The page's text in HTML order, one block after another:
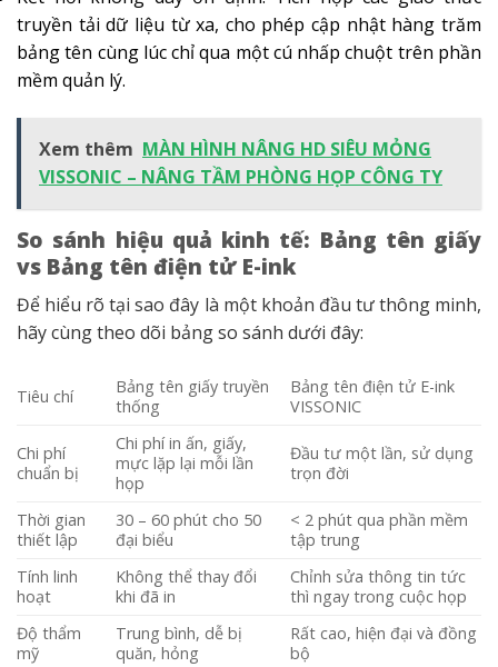
truyền tải dữ liệu từ xa, cho phép cập nhật hàng trăm
bảng tên cùng lúc chỉ qua một cú nhấp chuột trên phần
mềm quản lý.
Xem thêm MÀN HÌNH NÂNG HD SIÊU MỎNG
VISSONIC – NÂNG TẦM PHÒNG HỌP CÔNG TY
So sánh hiệu quả kinh tế: Bảng tên giấy
vs Bảng tên điện tử E-ink
Để hiểu rõ tại sao đây là một khoản đầu tư thông minh,
hãy cùng theo dõi bảng so sánh dưới đây:
Tiêu chí
Bảng tên giấy truyền
thống
Bảng tên điện tử E-ink
VISSONIC
Chi phí
chuẩn bị
Chi phí in ấn, giấy,
mực lặp lại mỗi lần
họp
Đầu tư một lần, sử dụng
trọn đời
Thời gian
thiết lập
30 – 60 phút cho 50
đại biểu
< 2 phút qua phần mềm
tập trung
Tính linh
hoạt
Không thể thay đổi
khi đã in
Chỉnh sửa thông tin tức
thì ngay trong cuộc họp
Độ thẩm
mỹ
Trung bình, dễ bị
quăn, hỏng
Rất cao, hiện đại và đồng
bộ